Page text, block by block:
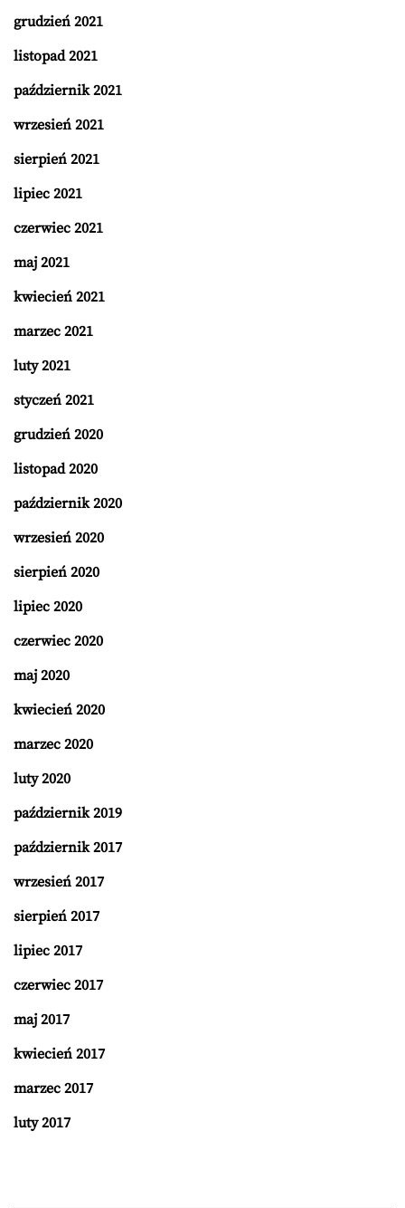
grudzień 2021
listopad 2021
październik 2021
wrzesień 2021
sierpień 2021
lipiec 2021
czerwiec 2021
maj 2021
kwiecień 2021
marzec 2021
luty 2021
styczeń 2021
grudzień 2020
listopad 2020
październik 2020
wrzesień 2020
sierpień 2020
lipiec 2020
czerwiec 2020
maj 2020
kwiecień 2020
marzec 2020
luty 2020
październik 2019
październik 2017
wrzesień 2017
sierpień 2017
lipiec 2017
czerwiec 2017
maj 2017
kwiecień 2017
marzec 2017
luty 2017